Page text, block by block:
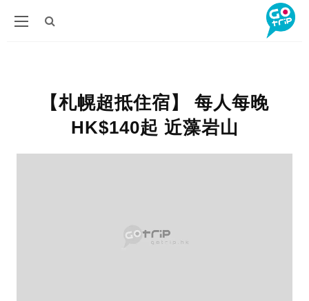
【札幌超抵住宿】 每人每晚
HK$140起 近藻岩山